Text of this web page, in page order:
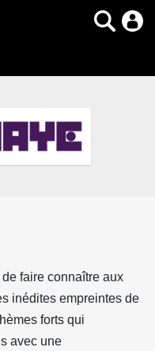
faire connaître aux
inédites empreintes de
forts qui
avec une